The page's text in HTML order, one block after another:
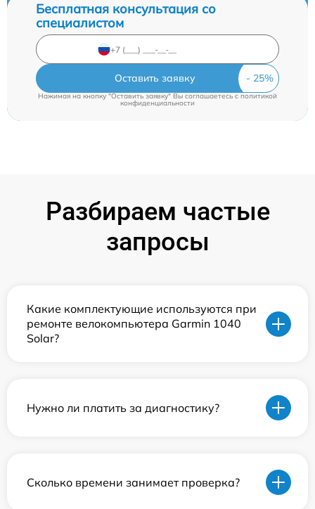
Бесплатная консультация со
специалистом
Оставить заявку
Нажимая на кнопку "Оставить заявку" Вы соглашаетесь cполитикой
конфиденциальности
Разбираем частые
запросы
Какие комплектующие используются при
ремонте велокомпьютера Garmin 1040
Solar?
Нужно ли платить за диагностику?
Сколько времени занимает проверка?